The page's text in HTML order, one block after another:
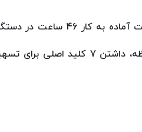
، نگه داشتن تاریخچه تماس